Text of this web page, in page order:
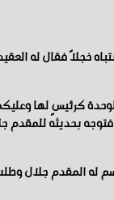
خجلاً فقال له
كرئيسٍ لها
فتوجه بحديثه
له المقدم جلال